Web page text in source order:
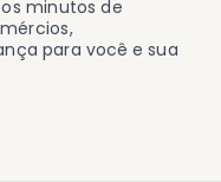
minutos de
para você e sua